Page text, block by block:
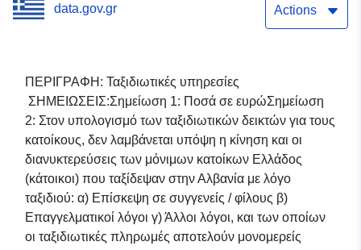
data.gov.gr Actions
ΠΕΡΙΓΡΑΦΗ: Ταξιδιωτικές υπηρεσίες
ΣΗΜΕΙΩΣΕΙΣ:Σημείωση 1: Ποσά σε ευρώΣημείωση
2: Στον υπολογισμό των ταξιδιωτικών δεικτών για τους
κατοίκους, δεν λαμβάνεται υπόψη η κίνηση και οι
διανυκτερεύσεις των μόνιμων κατοίκων Ελλάδος
(κάτοικοι) που ταξίδεψαν στην Αλβανία με λόγο
ταξιδιού: α) Επίσκεψη σε συγγενείς / φίλους β)
Επαγγελματικοί λόγοι γ) Άλλοι λόγοι, και των οποίων
οι ταξιδιωτικές πληρωμές αποτελούν μονομερείς